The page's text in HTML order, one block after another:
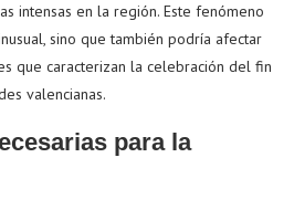
intensas en la región. Este fenómeno
sino que también podría afectar
que caracterizan la celebración del fin
valencianas.
para la